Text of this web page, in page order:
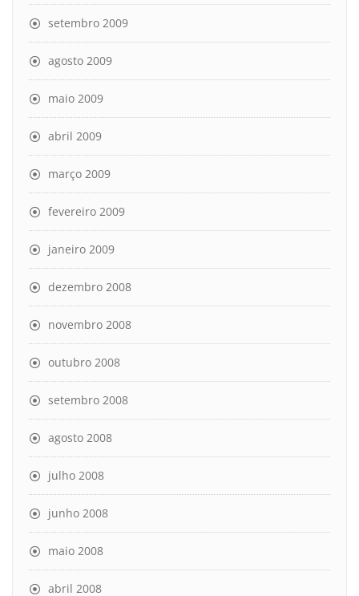
setembro 2009
agosto 2009
maio 2009
abril 2009
março 2009
fevereiro 2009
janeiro 2009
dezembro 2008
novembro 2008
outubro 2008
setembro 2008
agosto 2008
julho 2008
junho 2008
maio 2008
abril 2008